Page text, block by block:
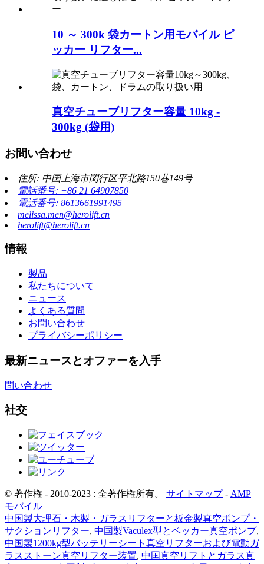
10 ～ 300k 袋カートン用モバイル ピ
ッカー リフター...
真空チューブリフター容量 10kg -
300kg (袋用)
お問い合わせ
住所: 中国上海市閔行区平北路150巷149号
電話番号: +86 21 64907850
電話番号: 8613661991495
melissa.men@herolift.cn
herolift@herolift.cn
情報
製品
私たちについて
ニュース
よくある質問
お問い合わせ
プライバシーポリシー
最新ニュースとオファーを入手
問い合わせ
社交
© 著作権 - 2010-2023 : 全著作権所有。 サイトマップ- AMP
モバイル
中国製大理石・木製・ガラスリフターと板金製真空ポンプ・
サクションリフター, 中国製Vaculex型とベッカー真空ポンプ,
中国製1200kg型バッテリーシート真空リフターおよび電動ガ
ラスストーン真空リフター装置, 中国真空リフトとガラス真